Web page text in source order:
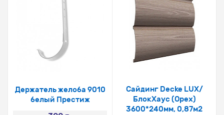
Держатель желоба 9010
белый Престиж
Сайдинг Dеcke LUX/
БлокХаус (Орех)
3600*240мм, 0,87м2